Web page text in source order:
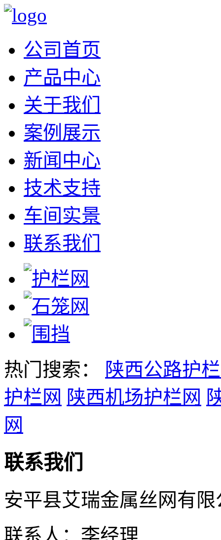
公司首页
产品中心
关于我们
案例展示
新闻中心
技术支持
车间实景
联系我们
热门搜索：
陕西公路护
护栏网 陕西机场护栏网
网
联系我们
安平县艾瑞金属丝网有限
联系人：李经理